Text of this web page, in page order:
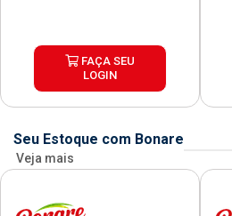
FAÇA SEU
LOGIN
Seu Estoque com Bonare
Veja mais